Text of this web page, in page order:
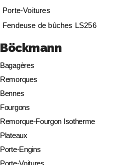
Porte-Voitures
Fendeuse de bûches LS256
Böckmann
Bagagères
Remorques
Bennes
Fourgons
Remorque-Fourgon Isotherme
Plateaux
Porte-Engins
Porte-Voitures